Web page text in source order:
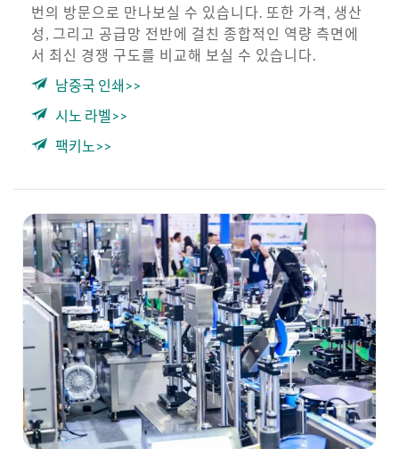
번의 방문으로 만나보실 수 있습니다. 또한 가격, 생산
성, 그리고 공급망 전반에 걸친 종합적인 역량 측면에
서 최신 경쟁 구도를 비교해 보실 수 있습니다.
남중국 인쇄>>
시노 라벨>>
팩키노>>